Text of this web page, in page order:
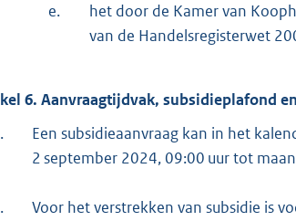
e.
het door de Kamer van
van de Handelsregisterwet
6. Aanvraagtijdvak, subsidieplafond
Een subsidieaanvraag kan in het
2 september 2024, 09:00 uur tot
Voor het verstrekken van subsidie is